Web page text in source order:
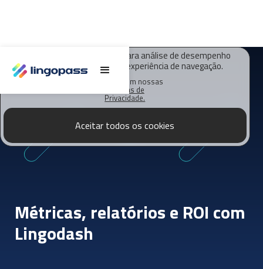
O Lingopass utiliza cookies para análise de desempenho
deste site e melhorar sua experiência de navegação.
Saiba mais em nossas
Políticas de
Privacidade.
Aceitar todos os cookies
Métricas, relatórios e ROI com
Lingodash